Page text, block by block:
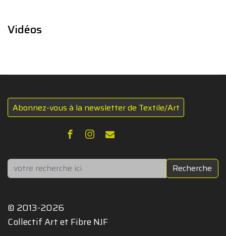
Vidéos
Abonnez-vous à la newsletter de Textile/Art
Rechercher Recherche
© 2013-2026
Collectif Art et Fibre NJF